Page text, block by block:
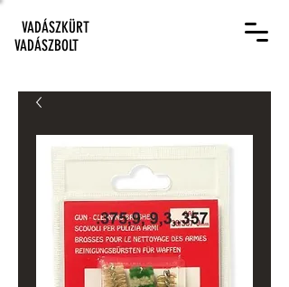
VADÁSZKÜRT
VADÁSZBOLT